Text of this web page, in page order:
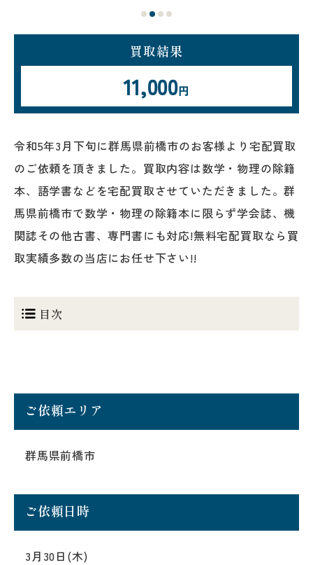
買取結果
11,000円
令和5年3月下旬に群馬県前橋市のお客様より宅配買取
のご依頼を頂きました。買取内容は数学・物理の除籍
本、語学書などを宅配買取させていただきました。群
馬県前橋市で数学・物理の除籍本に限らず学会誌、機
関誌その他古書、専門書にも対応!無料宅配買取なら買
取実績多数の当店にお任せ下さい!!
目次
ご依頼エリア
群馬県前橋市
ご依頼日時
3月30日(木)